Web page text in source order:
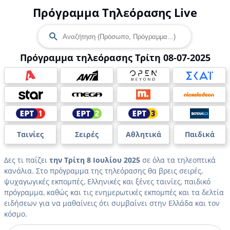
Πρόγραμμα Τηλεόρασης Live
Πρόγραμμα τηλεόρασης Τρίτη 08-07-2025
Ταινίες Σειρές Αθλητικά Παιδικά
Δες τι παίζει την Τρίτη 8 Ιουλίου 2025 σε όλα τα τηλεοπτικά
κανάλια. Στο πρόγραμμα της τηλεόρασης θα βρεις σειρές,
ψυχαγωγικές εκπομπές, Ελληνικές και ξένες ταινίες, παιδικό
πρόγραμμα, καθώς και τις ενημερωτικές εκπομπές και τα δελτία
ειδήσεων για να μαθαίνεις ότι συμβαίνει στην Ελλάδα και τον
κόσμο.